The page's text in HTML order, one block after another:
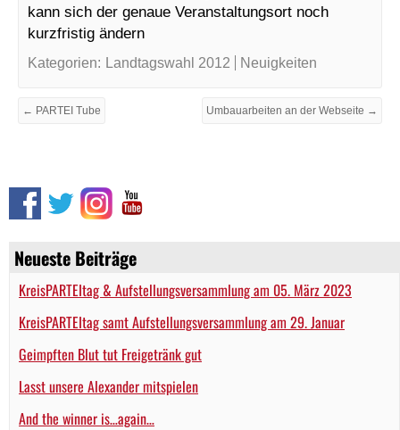
Neueste Beiträge
KreisPARTEItag & Aufstellungsversammlung am 05. März 2023
KreisPARTEItag samt Aufstellungsversammlung am 29. Januar
Geimpften Blut tut Freigetränk gut
Lasst unsere Alexander mitspielen
And the winner is…again…
kann sich der genaue Veranstaltungsort noch
kurzfristig ändern
Kategorien: Landtagswahl 2012 Neuigkeiten
← PARTEI Tube Umbauarbeiten an der Webseite →